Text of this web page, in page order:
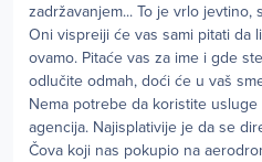
zadržavanjem... To je vrlo jevtino,
Oni vispreiji će vas sami pitati da
ovamo. Pitaće vas za ime i gde
odlučite odmah, doći će u vaš
Nema potrebe da koristite
agencija. Najisplativije je da se
Čova koji nas pokupio na